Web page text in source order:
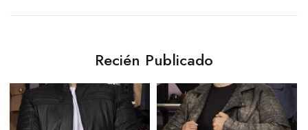
Recién Publicado